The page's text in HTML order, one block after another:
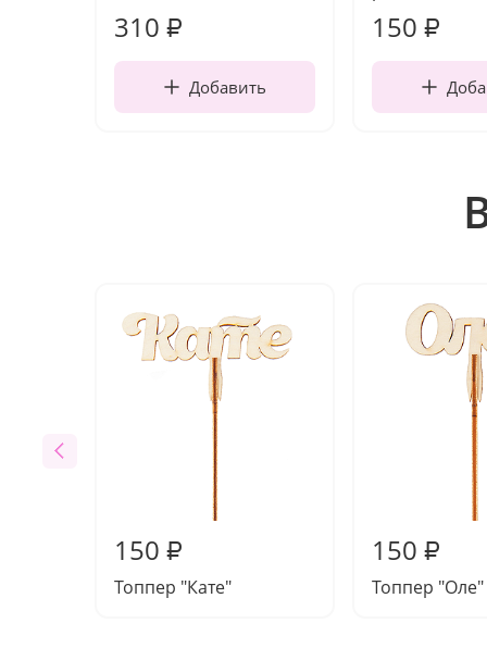
310 ₽
Добавить
150 ₽
150 ₽
Топпер "Кате"
150 ₽
Топпер "Оле"